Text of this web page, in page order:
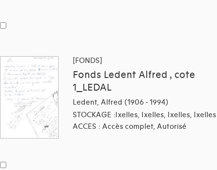
[FONDS]
Fonds Ledent Alfred , cote
1_LEDAL
Ledent, Alfred (1906 - 1994)
STOCKAGE :Ixelles, Ixelles, Ixelles, Ixelles
ACCES : Accès complet, Autorisé